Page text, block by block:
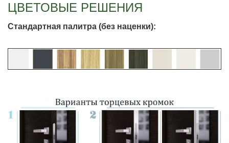
ЦВЕТОВЫЕ РЕШЕНИЯ
Стандартная палитра (без наценки):